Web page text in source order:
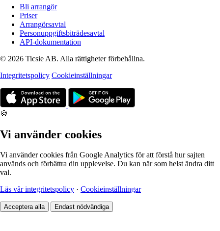
Bli arrangör
Priser
Arrangörsavtal
Personuppgiftsbiträdesavtal
API-dokumentation
© 2026 Ticsie AB. Alla rättigheter förbehållna.
Integritetspolicy Cookieinställningar
🍪
Vi använder cookies
Vi använder cookies från Google Analytics för att förstå hur sajten
används och förbättra din upplevelse. Du kan när som helst ändra ditt
val.
Läs vår integritetspolicy · Cookieinställningar
Acceptera alla Endast nödvändiga